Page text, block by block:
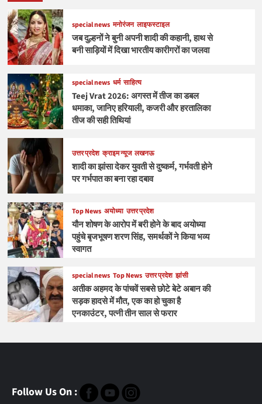
special news मनोरंजन लाइफस्टाइल
जब दुल्हनों ने बुनी अपनी शादी की कहानी, हाथ से
बनी साड़ियों में दिखा भारतीय कारीगरों का जलवा
special news धर्म साहित्य
Teej Vrat 2026: अगस्त में तीज का डबल
धमाका, जानिए हरियाली, कजरी और हरतालिका
तीज की सही तिथियां
उत्तर प्रदेश क्राइम न्यूज लखनऊ
शादी का झांसा देकर युवती से दुष्कर्म, गर्भवती होने
पर गर्भपात का बना रहा दबाव
Top News अयोध्या उत्तर प्रदेश
यौन शोषण के आरोप में बरी होने के बाद अयोध्या
पहुंचे बृजभूषण शरण सिंह, समर्थकों ने किया भव्य
स्वागत
special news Top News उत्तर प्रदेश झांसी
अतीक अहमद के पांचवें सबसे छोटे बेटे अबान की
सड़क हादसे में मौत, एक का हो चुका है
एनकाउंटर, पत्नी तीन साल से फरार
Follow Us On :